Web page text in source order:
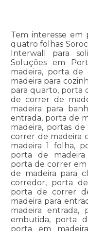
Tem interesse em
quatro folhas
Interwall para
Soluções em
madeira, porta
madeira para
para quarto, porta
de correr de
madeira para
entrada, porta de
madeira, portas
correr de madeira
madeira 1 folha,
porta de madeira
porta de correr em
de madeira para
corredor, porta
porta de correr
madeira para
madeira entrada,
embutida, porta
porta em